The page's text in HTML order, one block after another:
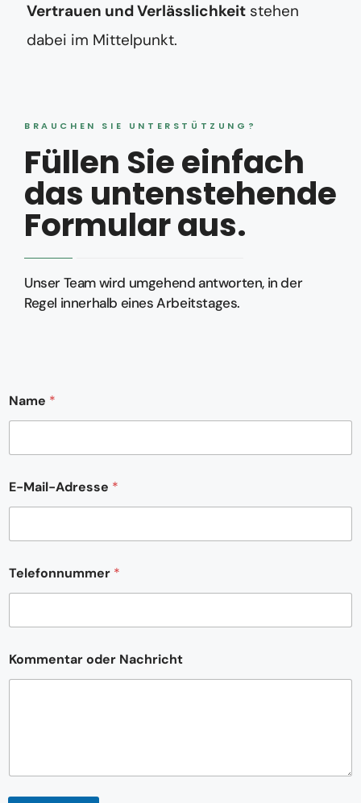
Vertrauen und Verlässlichkeit stehen
dabei im Mittelpunkt.
BRAUCHEN SIE UNTERSTÜTZUNG?
Füllen Sie einfach
das untenstehende
Formular aus.
Unser Team wird umgehend antworten, in der
Regel innerhalb eines Arbeitstages.
Name *
E-Mail-Adresse *
K
o
m
n
t
a
e
Telefonnummer *
Kommentar oder Nachricht